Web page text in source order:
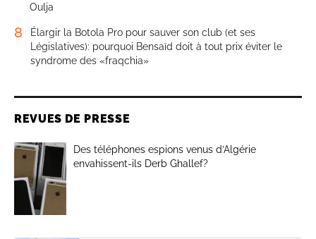
Oulja
8
Élargir la Botola Pro pour sauver son club (et ses
Législatives): pourquoi Bensaïd doit à tout prix éviter le
syndrome des «fraqchia»
REVUES DE PRESSE
Des téléphones espions venus d’Algérie
envahissent-ils Derb Ghallef?